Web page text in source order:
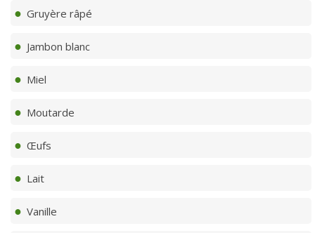
Gruyère râpé
Jambon blanc
Miel
Moutarde
Œufs
Lait
Vanille